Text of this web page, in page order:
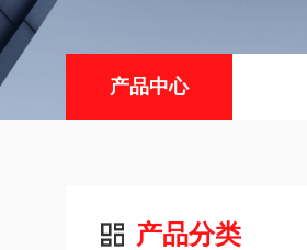
产品中心
产品分类